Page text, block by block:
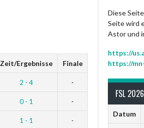
Zeit/Ergebnisse Finale
2 - 4 -
0 - 1 -
1 - 1 -
Diese
Seite wird
Astor und
https://
https://
FSL
Datum